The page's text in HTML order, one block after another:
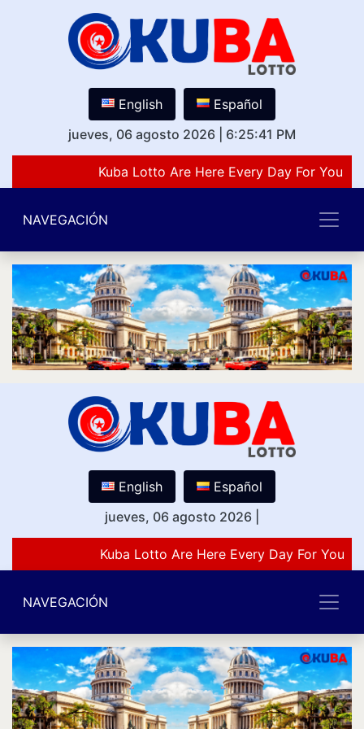
English
Español
jueves, 06 agosto 2026
6:25:41 PM
Kuba Lotto Are Here Every Day For You
NAVEGACIÓN
English
Español
jueves, 06 agosto 2026
Kuba Lotto Are Here Every Day For You
NAVEGACIÓN